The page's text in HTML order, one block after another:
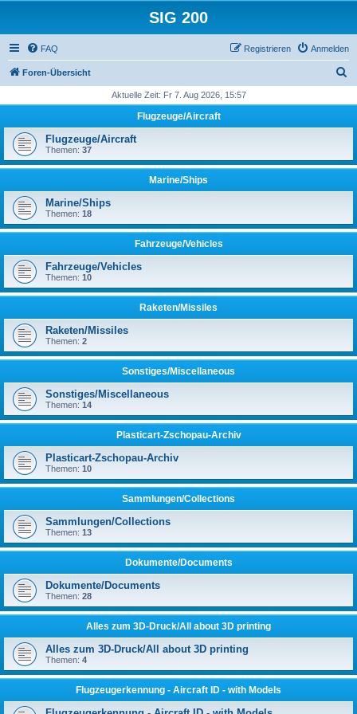
SIG 200
FAQ Anmelden
Registrieren
Foren-Übersicht
h
Aktuelle Zeit: Fr 7. Aug 2026, 15:57
Flugzeuge/Aircraft
Flugzeuge/Aircraft
Themen: 37
Marine/Ships
Marine/Ships
Themen: 18
Fahrzeuge/Vehicles
Fahrzeuge/Vehicles
Themen: 10
Raketen/Missiles
Raketen/Missiles
Themen: 2
Sonstiges/Miscellaneous
Sonstiges/Miscellaneous
Themen: 14
Plasticart-Zschopau-Archiv
Plasticart-Zschopau-Archiv
Themen: 10
Sammlungen/Collections
Sammlungen/Collections
Themen: 13
Dokumente/Documents
Dokumente/Documents
Themen: 28
Alles zum 3D-Druck/All about 3D printing
Alles zum 3D-Druck/All about 3D printing
Themen: 4
Flugzeugerkennung - Aircraft ID - with Models